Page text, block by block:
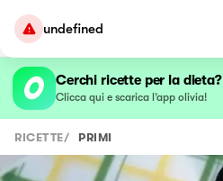
undefined
Cerchi ricette per la dieta?
Clicca qui e scarica l’app olivia!
RICETTE/ PRIMI